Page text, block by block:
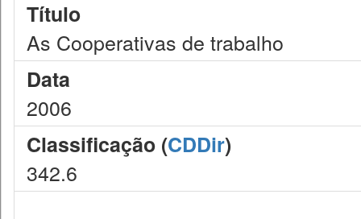
Título
As Cooperativas de trabalho
Data
2006
Classificação (CDDir)
342.6